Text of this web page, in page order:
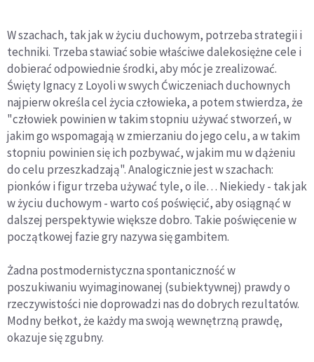
W szachach, tak jak w życiu duchowym, potrzeba strategii i
techniki. Trzeba stawiać sobie właściwe dalekosiężne cele i
dobierać odpowiednie środki, aby móc je zrealizować.
Święty Ignacy z Loyoli w swych Ćwiczeniach duchownych
najpierw określa cel życia człowieka, a potem stwierdza, że
"człowiek powinien w takim stopniu używać stworzeń, w
jakim go wspomagają w zmierzaniu do jego celu, a w takim
stopniu powinien się ich pozbywać, w jakim mu w dążeniu
do celu przeszkadzają". Analogicznie jest w szachach:
pionków i figur trzeba używać tyle, o ile… Niekiedy - tak jak
w życiu duchowym - warto coś poświęcić, aby osiągnąć w
dalszej perspektywie większe dobro. Takie poświęcenie w
początkowej fazie gry nazywa się gambitem.
Żadna postmodernistyczna spontaniczność w
poszukiwaniu wyimaginowanej (subiektywnej) prawdy o
rzeczywistości nie doprowadzi nas do dobrych rezultatów.
Modny bełkot, że każdy ma swoją wewnętrzną prawdę,
okazuje się zgubny.